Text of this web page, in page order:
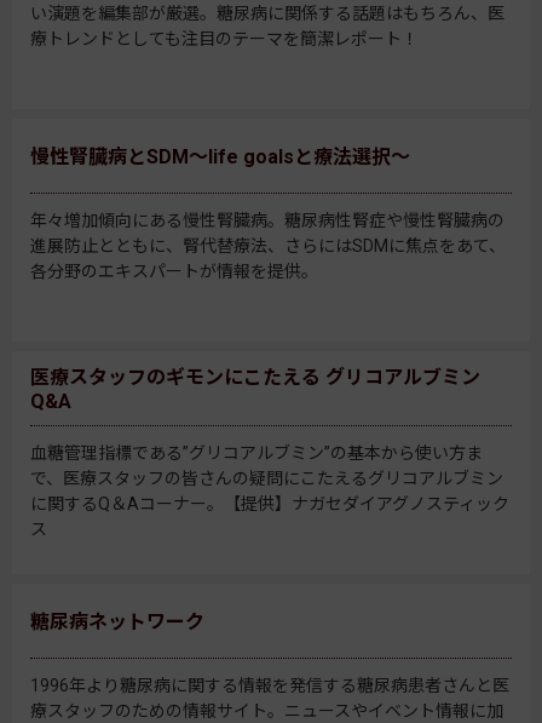
い演題を編集部が厳選。糖尿病に関係する話題はもちろん、医
療トレンドとしても注目のテーマを簡潔レポート！
慢性腎臓病とSDM～life goalsと療法選択～
年々増加傾向にある慢性腎臓病。糖尿病性腎症や慢性腎臓病の
進展防止とともに、腎代替療法、さらにはSDMに焦点をあて、
各分野のエキスパートが情報を提供。
医療スタッフのギモンにこたえる グリコアルブミン
Q&A
血糖管理指標である”グリコアルブミン”の基本から使い方ま
で、医療スタッフの皆さんの疑問にこたえるグリコアルブミン
に関するQ＆Aコーナー。【提供】ナガセダイアグノスティック
ス
糖尿病ネットワーク
1996年より糖尿病に関する情報を発信する糖尿病患者さんと医
療スタッフのための情報サイト。ニュースやイベント情報に加